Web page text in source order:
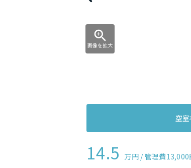
画像を拡大
空
14.5 万円 / 管理費13,000